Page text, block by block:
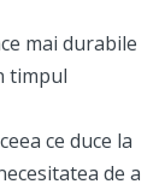
mai durabile
timpul
ce duce la
de a